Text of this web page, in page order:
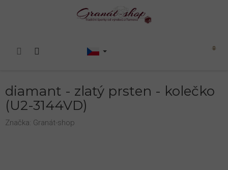
Nákupní
diamant - zlatý prsten - kolečko
(U2-3144VD)
Značka: Granát-shop